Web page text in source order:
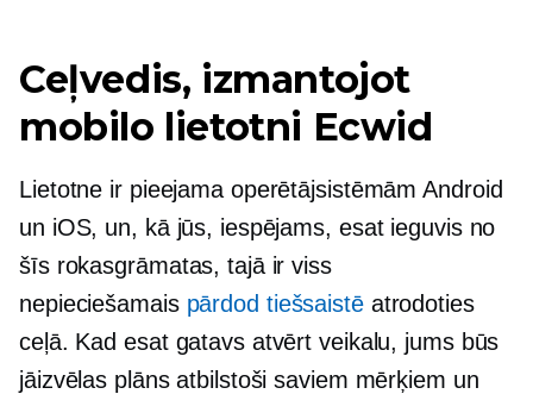
Ceļvedis, izmantojot
mobilo lietotni Ecwid
Lietotne ir pieejama operētājsistēmām Android
un iOS, un, kā jūs, iespējams, esat ieguvis no
šīs rokasgrāmatas, tajā ir viss
nepieciešamais pārdod tiešsaistēatrodoties
ceļā. Kad esat gatavs atvērt veikalu, jums būs
jāizvēlas plāns atbilstoši saviem mērķiem un